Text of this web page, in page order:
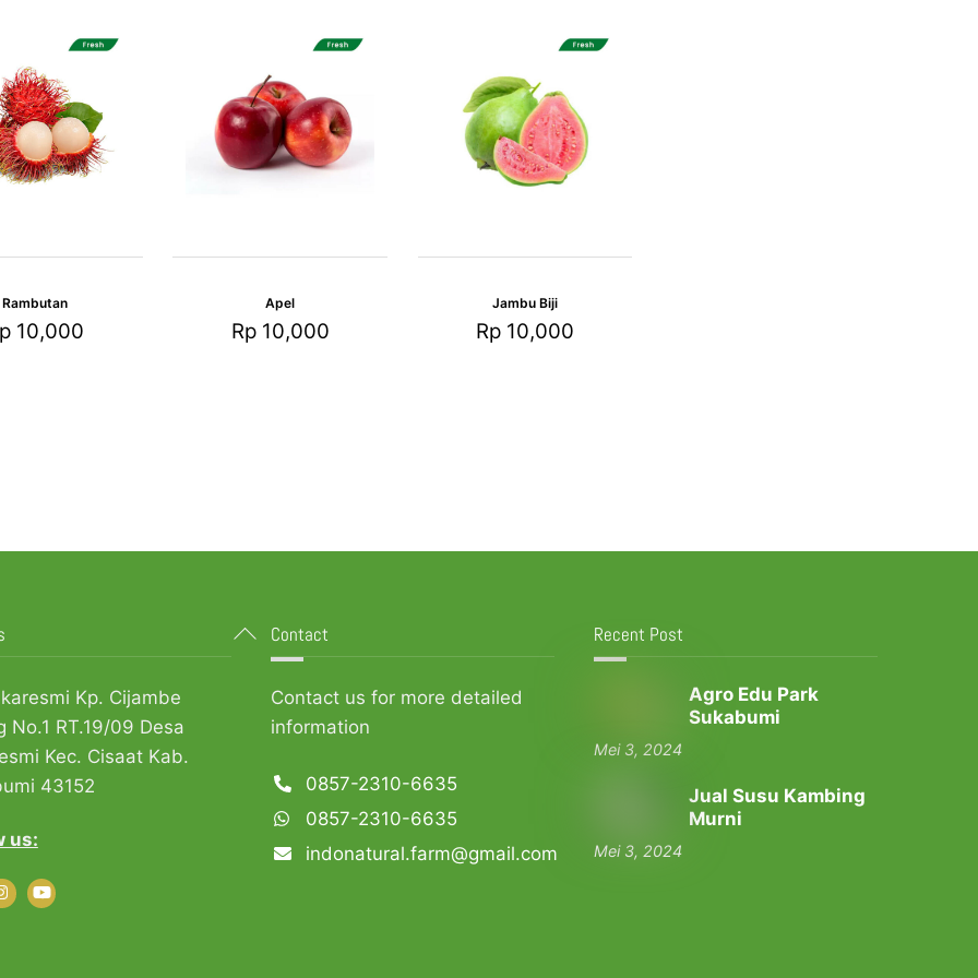
Rambutan
10,000
Apel
Rp10,000
Jambu Biji
Rp 10,000
Back
Top
Kp. Cijambe
No.1 RT.19/09 Desa
Kec. Cisaat Kab.
43152
us:
Contact
Contact us for more detailed
information
0857-2310-6635
0857-2310-6635
indonatural.farm@gmail.com
Recent Post
Agro Edu Park
Sukabumi
Mei 3, 2024
Jual Susu Kambing
Murni
Mei 3, 2024